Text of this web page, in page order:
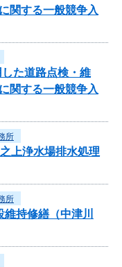
関する一般競争入
た道路点検・維
関する一般競争入
所
上浄水場排水処理
所
持修繕（中津川